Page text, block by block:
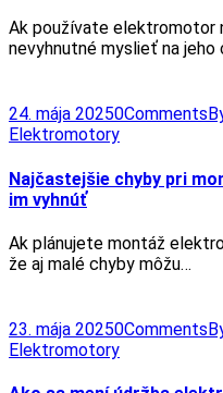
Ak používate elektromotor
nevyhnutné myslieť na jeho
24. mája 20250Comments
Elektromotory
Najčastejšie chyby pri
im vyhnúť
Ak plánujete montáž
že aj malé chyby môžu…
23. mája 20250Comments
Elektromotory